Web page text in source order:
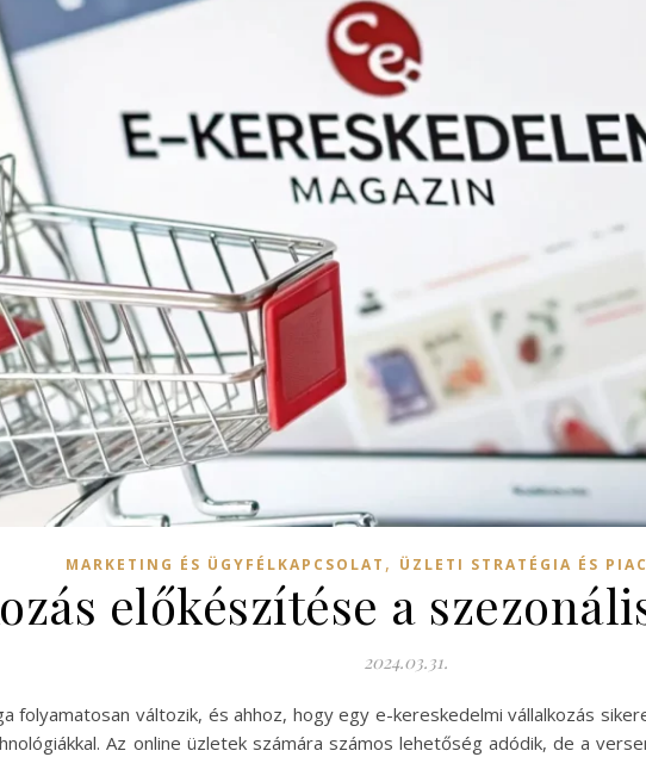
MARKETING ÉS ÜGYFÉLKAPCSOLAT , ÜZLETI STRATÉGIA ÉS
előkészítése a
2024.03.31.
folyamatosan változik, és ahhoz, hogy egy e-kereskedelmi vállalkozás
Az online üzletek számára számos lehetőség adódik, de a